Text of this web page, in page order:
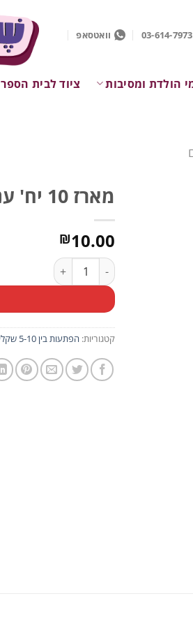
03-614-7973 וואטסאפ
הולדת ומסיבות ציוד לבית הספר
מארז 10 יח' עניבה צבעונית
₪10.00
כמות של מארז 10 יח' עניבה צבעונית
קטגוריות: הפתעות בין 5-10 שקלים